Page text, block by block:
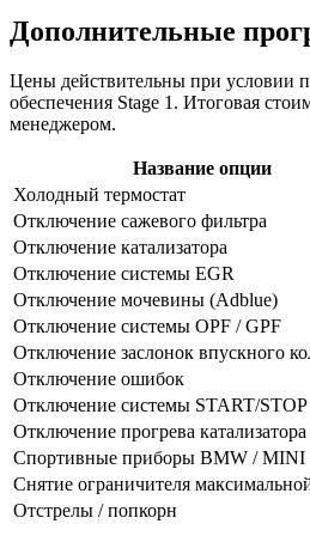
Дополнительные
Цены действительны при условии
обеспечения Stage 1. Итоговая
менеджером.
Название опции
Холодный термостат
Отключение сажевого фильтра
Отключение катализатора
Отключение системы EGR
Отключение мочевины (Adblue)
Отключение системы OPF / GPF
Отключение заслонок впускного
Отключение ошибок
Отключение системы START/STOP
Отключение прогрева катализатора
Спортивные приборы BMW / MINI
Снятие ограничителя
Отстрелы / попкорн